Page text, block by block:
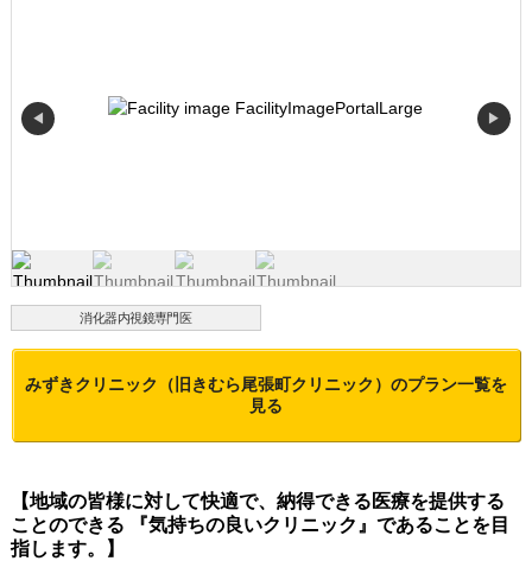
◀ ▶
消化器内視鏡専門医
みずきクリニック（旧きむら尾張町クリニック） のプラン一覧を
見る
【地域の皆様に対して快適で、納得できる医療を提供する
ことのできる 『気持ちの良いクリニック』であることを目
指します。】